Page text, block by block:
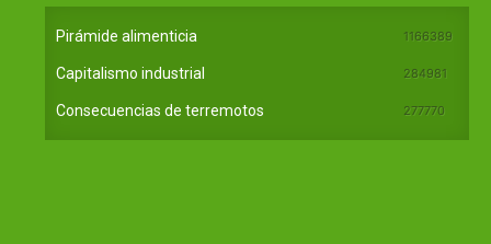
Pirámide alimenticia 1166389
Capitalismo industrial 284981
Consecuencias de terremotos 277770